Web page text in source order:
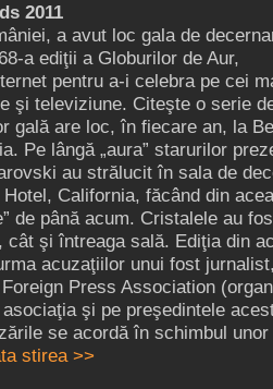
2011
a avut loc gala de
a ediţii a Globurilor de Aur,
pentru a-i celebra pe cei
şi televiziune. Citeşte o serie
gală are loc, în fiecare an, la
Pe lângă „aura” starurilor
au strălucit în sala de
California, făcând din
de până acum. Cristalele au
cât şi întreaga sală. Ediţia din
acuzaţiilor unui fost
Press Association
şi pe preşedintele
se acordă în schimbul
stirea >>